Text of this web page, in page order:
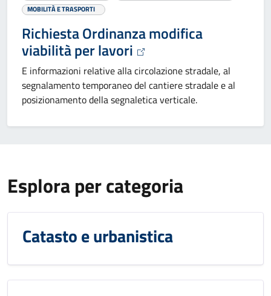
MOBILITÀ E TRASPORTI
Richiesta Ordinanza modifica
viabilità per lavori
E informazioni relative alla circolazione stradale, al
segnalamento temporaneo del cantiere stradale e al
posizionamento della segnaletica verticale.
Esplora per categoria
Catasto e urbanistica